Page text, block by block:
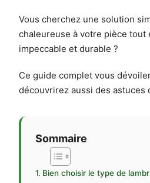
Vous cherchez une solution
chaleureuse à votre pièce tout
impeccable et durable ?
Ce guide complet vous
découvrirez aussi des
Sommaire
Bien choisir le type de